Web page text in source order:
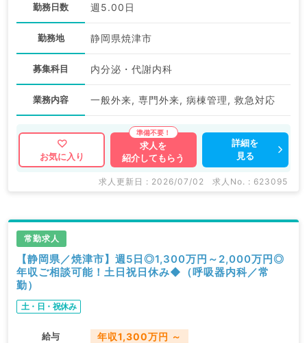
勤務日数 週5.00日
勤務地 静岡県焼津市
募集科目 内分泌・代謝内科
業務内容 一般外来, 専門外来, 病棟管理, 救急対応
お気に入り
求人を
紹介してもらう
詳細を
見る
求人更新日 : 2026/07/02 求人No. : 623095
常勤求人
【静岡県／焼津市】週5日◎1,300万円～2,000万円◎
年収ご相談可能！土日祝日休み◆（呼吸器内科／常
勤）
土・日・祝休み
給与 年収1,300万円 ～